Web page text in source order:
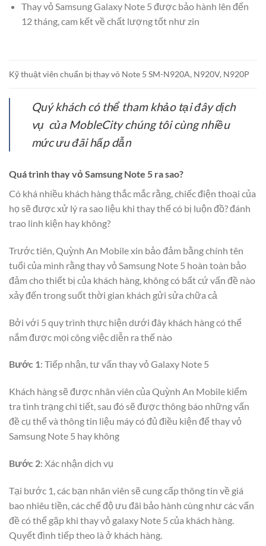
Thay vỏ Samsung Galaxy Note 5 được bảo hành lên đến
12 tháng, cam kết về chất lượng tốt như zin
Kỹ thuật viên chuẩn bị thay vỏ Note 5 SM-N920A, N920V, N920P
Quý khách có thể tham khảo tại đây dịch
vụ của MobleCity chúng tôi cùng nhiều
mức ưu đãi hấp dẫn
Quá trình thay vỏ Samsung Note 5 ra sao?
Có khá nhiều khách hàng thắc mắc rằng, chiếc điện thoại của
họ sẽ được xử lý ra sao liệu khi thay thế có bị luộn đồ? đánh
trao linh kiện hay không?
Trước tiên, Quỳnh An Mobile xin bảo đảm bằng chính tên
tuổi của mình rằng thay vỏ Samsung Note 5 hoàn toàn bảo
đảm cho thiết bị của khách hàng, không có bất cứ vấn đề nào
xảy đến trong suốt thời gian khách gửi sửa chữa cả
Bởi với 5 quy trình thực hiện dưới đây khách hàng có thể
nắm được mọi công việc diễn ra thế nào
Bước 1: Tiếp nhận, tư vấn thay vỏ Galaxy Note 5
Khách hàng sẽ được nhân viên của Quỳnh An Mobile kiểm
tra tình trạng chi tiết, sau đó sẽ được thông báo những vấn
đề cụ thể và thông tin liệu máy có đủ điều kiện để thay vỏ
Samsung Note 5 hay không
Bước 2: Xác nhận dịch vụ
Tại bước 1, các bạn nhân viên sẽ cung cấp thông tin về giá
bao nhiêu tiền, các chế độ ưu đãi bảo hành cùng như các vấn
đề có thể gặp khi thay vỏ galaxy Note 5 của khách hàng.
Quyết định tiếp theo là ở khách hàng.